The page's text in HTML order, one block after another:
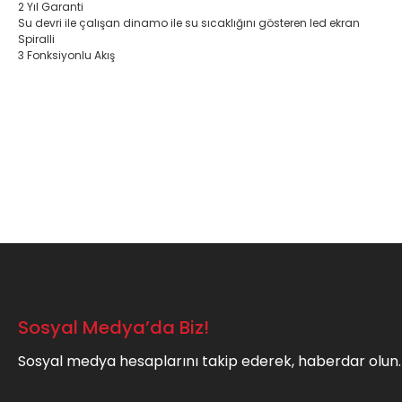
2 Yıl Garanti
Su devri ile çalışan dinamo ile su sıcaklığını gösteren led ekran
Spiralli
3 Fonksiyonlu Akış
Sosyal Medya’da Biz!
Sosyal medya hesaplarını takip ederek, haberdar olun.